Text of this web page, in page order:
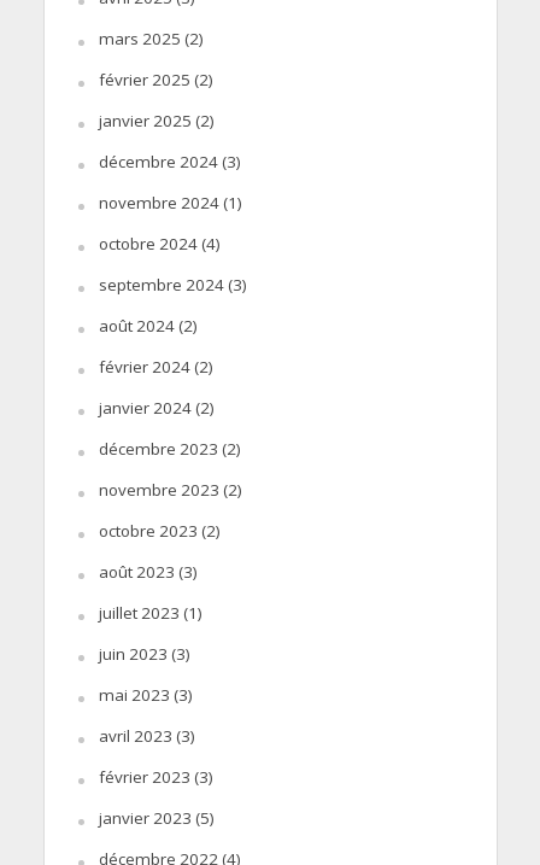
mars 2025 (2)
février 2025 (2)
janvier 2025 (2)
décembre 2024(3)
novembre 2024(1)
octobre 2024(4)
septembre 2024(3)
août 2024(2)
février 2024(2)
janvier 2024(2)
décembre 2023 (2)
novembre 2023 (2)
octobre 2023 (2)
août 2023 (3)
juillet 2023 (1)
juin 2023 (3)
mai 2023 (3)
avril 2023 (3)
février 2023 (3)
janvier 2023 (5)
décembre 2022(4)